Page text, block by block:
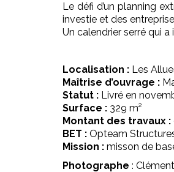
Le défi d’un planning
investie et des
Un calendrier serré qui
Localisation : Les
Maîtrise d’ouvrage :
Statut : Livré en
Surface : 329 m²
Montant des travaux :
BET : Opteam
Mission : misson de
Photographe :